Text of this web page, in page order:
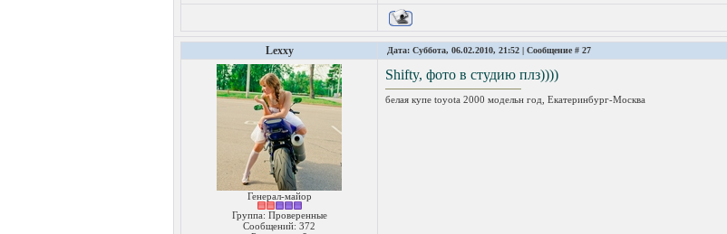
Lexxy Дата: Суббота, 06.02.2010, 21:52 | Сообщение # 27
Генерал-майор
Группа: Проверенные
Сообщений: 372
Shifty, фото в студию плз))))
белая купе toyota 2000 модельн год, Екатеринбург-Москва